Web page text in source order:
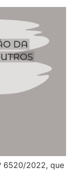
6520/2022, que